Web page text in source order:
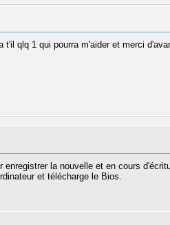
t'il qlq 1 qui pourra m'aider et merci
la nouvelle et en cours
et télécharge le Bios.